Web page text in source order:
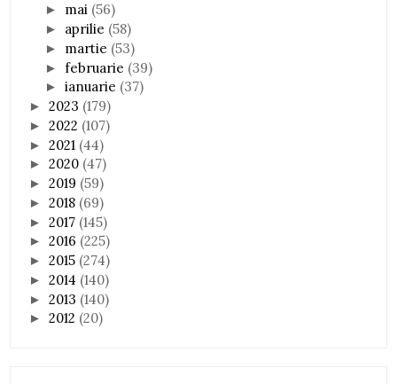
► mai (56)
► aprilie (58)
► martie (53)
►februarie (39)
►ianuarie (37)
►2023 (179)
►2022 (107)
►2021 (44)
►2020 (47)
►2019 (59)
►2018 (69)
►2017 (145)
►2016 (225)
►2015 (274)
►2014 (140)
►2013 (140)
►2012 (20)